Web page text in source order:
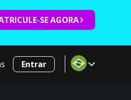
SE AGORA
Entrar